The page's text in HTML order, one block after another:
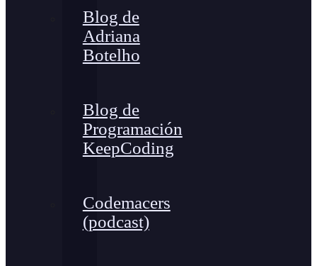
Blog de
Adriana
Botelho
Blog de
Programación
KeepCoding
Codemacers
(podcast)